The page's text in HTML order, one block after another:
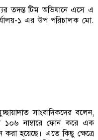
তদন্ত টিম অভিযানে এসে এ
১ এর উপ পরিচালক মো.
সাংবাদিকদের বলেন,
১০৬ নাম্বারে ফোন করে এক
করা হয়েছে। এতে কিছু ক্ষেত্রে